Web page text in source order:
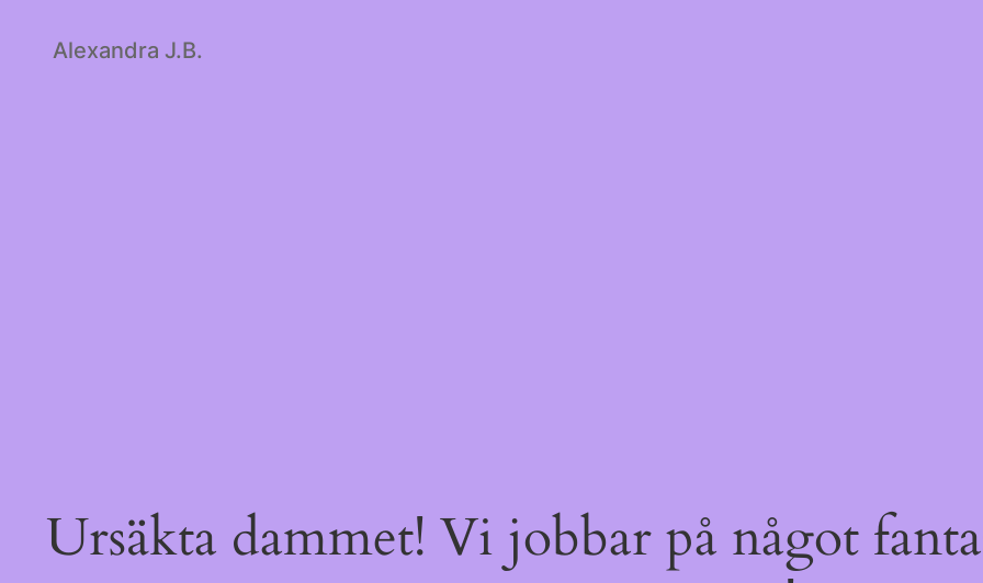
Alexandra J.B.
Ursäkta dammet! Vi jobbar på något